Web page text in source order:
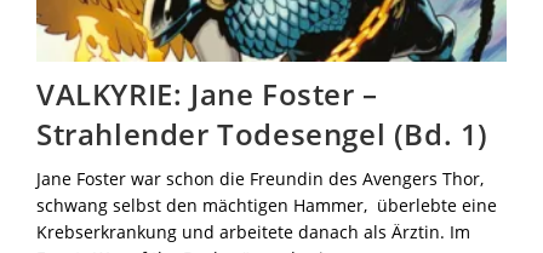
VALKYRIE: Jane Foster –
Strahlender Todesengel (Bd. 1)
Jane Foster war schon die Freundin des Avengers Thor,
schwang selbst den mächtigen Hammer, überlebte eine
Krebserkrankung und arbeitete danach als Ärztin. Im